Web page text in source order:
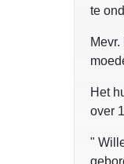
te
Het
over
"